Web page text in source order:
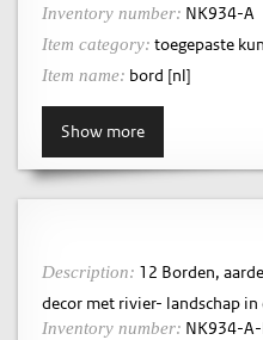
Inventory number: NK934-A
Item category: toegepaste
Item name: bord [nl]
Show more
Description: 12 Borden,
decor met rivier- landschap
Inventory number: NK934-A-